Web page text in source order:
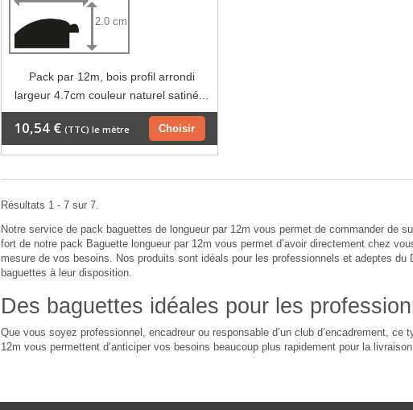
2.0 cm
Pack par 12m, bois profil arrondi
largeur 4.7cm couleur naturel satiné...
Choisir
10,54 € (TTC) le mètre
Résultats 1 - 7 sur 7.
Notre service de pack baguettes de longueur par 12m vous permet de commander de
fort de notre pack Baguette longueur par 12m vous permet d’avoir directement chez
mesure de vos besoins. Nos produits sont idéals pour les professionnels et adeptes
baguettes à leur disposition.
Des baguettes idéales pour les
Que vous soyez professionnel, encadreur ou responsable d’un club d’encadrement,
12m vous permettent d’anticiper vos besoins beaucoup plus rapidement pour la